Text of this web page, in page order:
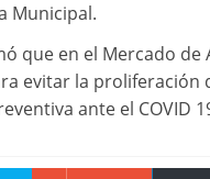
Municipal.
que en el Mercado
evitar la proliferación
ante el COVID